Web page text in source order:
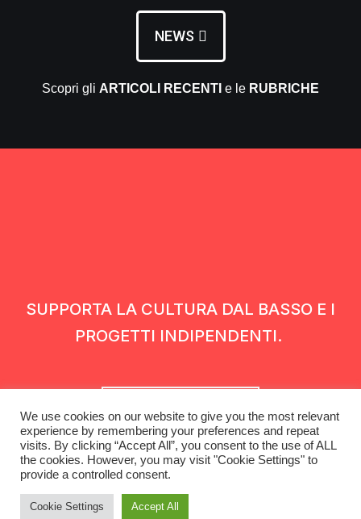
NEWS
Scopri gli ARTICOLI RECENTI e le RUBRICHE
SUPPORTA LA CULTURA DAL BASSO E I
PROGETTI INDIPENDENTI.
We use cookies on our website to give you the most relevant
experience by remembering your preferences and repeat
visits. By clicking “Accept All”, you consent to the use of ALL
the cookies. However, you may visit "Cookie Settings" to
provide a controlled consent.
Cookie Settings Accept All